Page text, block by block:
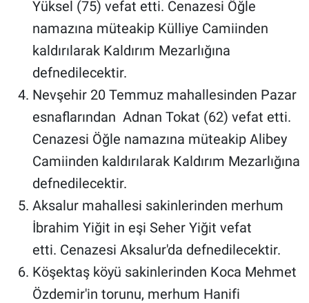
Yüksel (75) vefat etti. Cenazesi Öğle
namazına müteakip Külliye Camiinden
kaldırılarak Kaldırım Mezarlığına
defnedilecektir.
Nevşehir 20 Temmuz mahallesinden Pazar
esnaflarından Adnan Tokat (62) vefat etti.
Cenazesi Öğle namazına müteakip Alibey
Camiinden kaldırılarak Kaldırım Mezarlığına
defnedilecektir.
Aksalur mahallesi sakinlerinden merhum
İbrahim Yiğit in eşi Seher Yiğit vefat
etti. Cenazesi Aksalur'da defnedilecektir.
Köşektaş köyü sakinlerinden Koca Mehmet
Özdemir'in torunu, merhum Hanifi
Politika
Magazin
Çevre
Haberde İnsan